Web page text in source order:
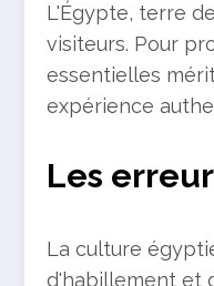
L'Égypte, terre
visiteurs. Pour
essentielles
expérience
Les
La culture
d'habillement et